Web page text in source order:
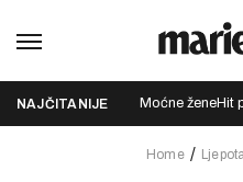
NAJČITANIJE Moćne ženeHit
Home Ljepota